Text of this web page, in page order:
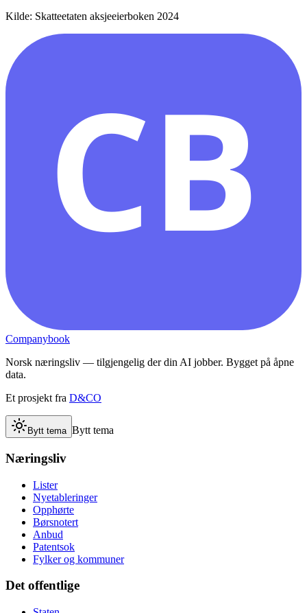
Kilde: Skatteetaten aksjeeierboken 2024
CB
Companybook
Norsk næringsliv — tilgjengelig der din AI jobber. Bygget på åpne
data.
Et prosjekt fra D&CO
Bytt tema Bytt tema
Næringsliv
Lister
Nyetableringer
Opphørte
Børsnotert
Anbud
Patentsok
Fylker og kommuner
Det offentlige